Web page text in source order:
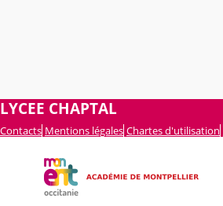
LYCEE CHAPTAL
Contacts Mentions légales Chartes d'utilisation